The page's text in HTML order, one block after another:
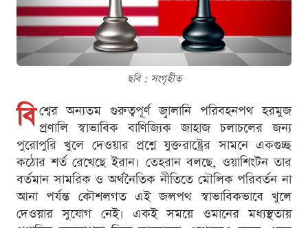
ছবি : সংগৃহীত
বি শ্বের অন্যতম গুরুত্বপূর্ণ জ্বালানি পরিবহনপথ হরমুজ
প্রণালি স্বাভাবিক বাণিজ্যিক জাহাজ চলাচলের জন্য
পুরোপুরি খুলে দেওয়ার প্রশ্নে যুক্তরাষ্ট্রের সামনে একগুচ্ছ
কঠোর শর্ত রেখেছে ইরান। তেহরান বলছে, ওয়াশিংটন তার
বর্তমান সামরিক ও অর্থনৈতিক নীতিতে মৌলিক পরিবর্তন না
আনা পর্যন্ত কৌশলগত এই জলপথ স্বাভাবিকভাবে খুলে
দেওয়ার সুযোগ নেই। একই সময়ে ওমানের মধ্যস্থতায়